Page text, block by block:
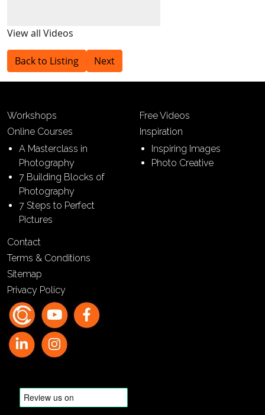
View all Videos
Back to Listing Next
Workshops
Online Courses
A Masterclass in
Photography
7 Building Blocks of
Photography
7 Steps to Perfect
Pictures
Free Videos
Inspiration
Inspiring Images
Photo Creative
Contact
Terms & Conditions
Sitemap
Privacy Policy